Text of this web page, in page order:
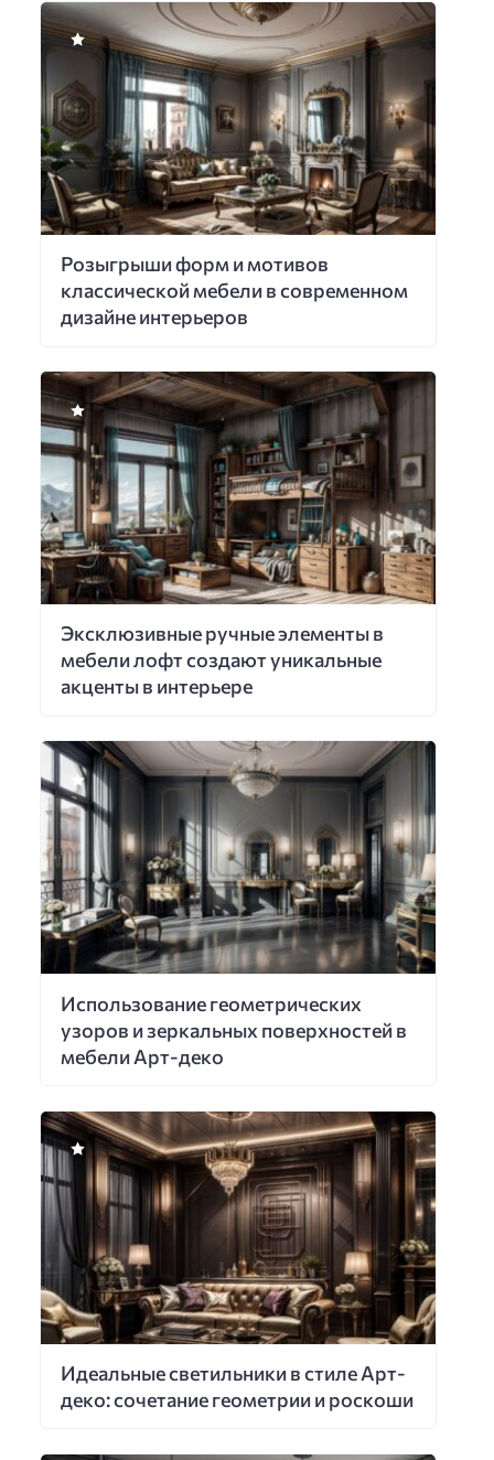
Розыгрыши форм и мотивов
классической мебели в современном
дизайне интерьеров
Эксклюзивные ручные элементы в
мебели лофт создают уникальные
акценты в интерьере
Использование геометрических
узоров и зеркальных поверхностей в
мебели Арт-деко
Идеальные светильники в стиле Арт-
деко: сочетание геометрии и роскоши